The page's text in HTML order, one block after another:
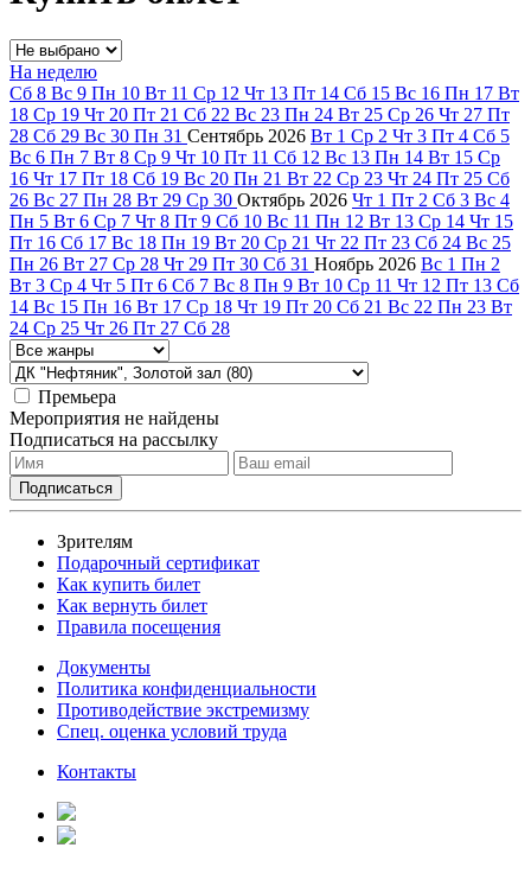
На неделю
Сб 8 Вс 9 Пн 10 Вт 11 Ср 12 Чт 13 Пт 14 Сб 15 Вс 16 Пн 17 Вт
18 Ср 19 Чт 20 Пт 21 Сб 22 Вс 23 Пн 24 Вт 25 Ср 26 Чт 27 Пт
28 Сб 29 Вс 30 Пн 31 Сентябрь 2026 Вт 1 Ср 2 Чт 3 Пт 4 Сб 5
Вс 6 Пн 7 Вт 8 Ср 9 Чт 10 Пт 11 Сб 12 Вс 13 Пн 14 Вт 15 Ср
16 Чт 17 Пт 18 Сб 19 Вс 20 Пн 21 Вт 22 Ср 23 Чт 24 Пт 25 Сб
26 Вс 27 Пн 28 Вт 29 Ср 30 Октябрь 2026 Чт 1 Пт 2 Сб 3 Вс 4
Пн 5 Вт 6 Ср 7 Чт 8 Пт 9 Сб 10 Вс 11 Пн 12 Вт 13 Ср 14 Чт 15
Пт 16 Сб 17 Вс 18 Пн 19 Вт 20 Ср 21 Чт 22 Пт 23 Сб 24 Вс 25
Пн 26 Вт 27 Ср 28 Чт 29 Пт 30 Сб 31 Ноябрь 2026 Вс 1 Пн 2
Вт 3 Ср 4 Чт 5 Пт 6 Сб 7 Вс 8 Пн 9 Вт 10 Ср 11 Чт 12 Пт 13 Сб
14 Вс 15 Пн 16 Вт 17 Ср 18 Чт 19 Пт 20 Сб 21 Вс 22 Пн 23 Вт
24 Ср 25 Чт 26 Пт 27 Сб 28
Премьера
Мероприятия не найдены
Подписаться на рассылку
Зрителям
Подарочный сертификат
Как купить билет
Как вернуть билет
Правила посещения
Документы
Политика конфиденциальности
Противодействие экстремизму
Спец. оценка условий труда
Контакты